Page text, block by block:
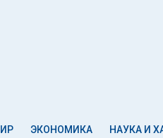
ЭКОНОМИКА НАУКА И